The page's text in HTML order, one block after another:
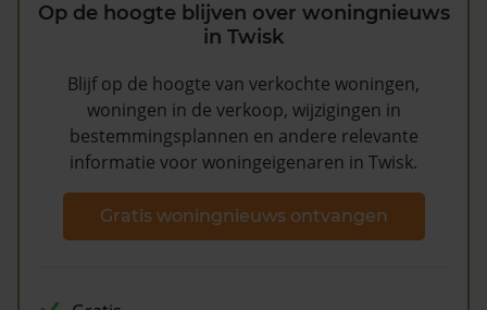
Op de hoogte blijven over woningnieuws
in Twisk
Blijf op de hoogte van verkochte woningen,
woningen in de verkoop, wijzigingen in
bestemmingsplannen en andere relevante
informatie voor woningeigenaren in Twisk.
Gratis woningnieuws ontvangen